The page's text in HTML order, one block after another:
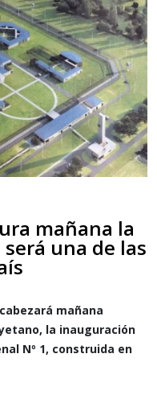
mañana la
una de las
mañana
la inauguración
Nº 1, construida en